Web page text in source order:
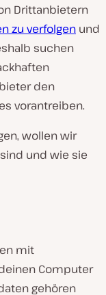
Drittanbietern
zu verfolgen und
suchen
den
vorantreiben.
wollen wir
und wie sie
mit
Computer
gehören